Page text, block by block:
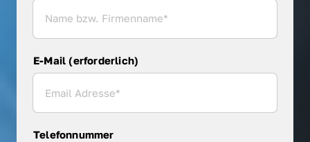
E-Mail (erforderlich)
Telefonnummer